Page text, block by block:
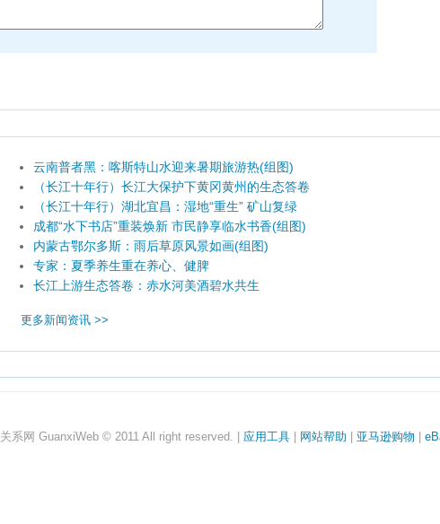
云南普者黑：喀斯特山水迎来暑期旅游热(组图)
（长江十年行）长江大保护下黄冈黄州的生态答卷
（长江十年行）湖北宜昌：湿地“重生” 矿山复绿
成都“水下书店”重装焕新 市民静享临水书香(组图)
内蒙古鄂尔多斯：雨后草原风景如画(组图)
专家：夏季养生重在养心、健脾
长江上游生态答卷：赤水河美酒碧水共生
更多新闻资讯 >>
关系网 GuanxiWeb © 2011 All right reserved. | 应用工具| 网站帮助 亚马逊购物